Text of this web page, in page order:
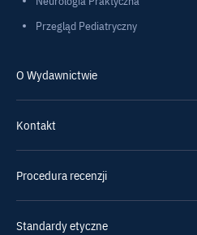
Przegląd Pediatryczny
O Wydawnictwie
Kontakt
Procedura recenzji
Standardy etyczne